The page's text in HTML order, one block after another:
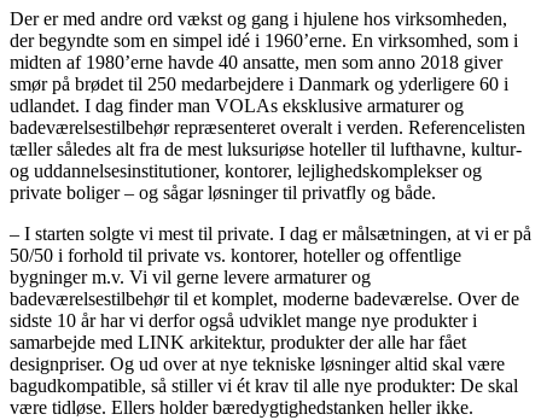
Der er med andre ord vækst og gang i hjulene hos virksomheden,
der begyndte som en simpel idé i 1960’erne. En virksomhed, som i
midten af 1980’erne havde 40 ansatte, men som anno 2018 giver
smør på brødet til 250 medarbejdere i Danmark og yderligere 60 i
udlandet. I dag finder man VOLAs eksklusive armaturer og
badeværelsestilbehør repræsenteret overalt i verden. Referencelisten
tæller således alt fra de mest luksuriøse hoteller til lufthavne, kultur-
og uddannelsesinstitutioner, kontorer, lejlighedskomplekser og
private boliger – og sågar løsninger til privatfly og både.
– I starten solgte vi mest til private. I dag er målsætningen, at vi er på
50/50 i forhold til private vs. kontorer, hoteller og offentlige
bygninger m.v. Vi vil gerne levere armaturer og
badeværelsestilbehør til et komplet, moderne badeværelse. Over de
sidste 10 år har vi derfor også udviklet mange nye produkter i
samarbejde med LINK arkitektur, produkter der alle har fået
designpriser. Og ud over at nye tekniske løsninger altid skal være
bagudkompatible, så stiller vi ét krav til alle nye produkter: De skal
være tidløse. Ellers holder bæredygtighedstanken heller ikke.